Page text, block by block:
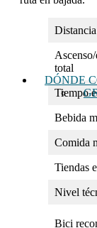
DÓNDE
Distancia
total
Tiempo
Bebida
Comida
Tiendas
Nivel
Bici